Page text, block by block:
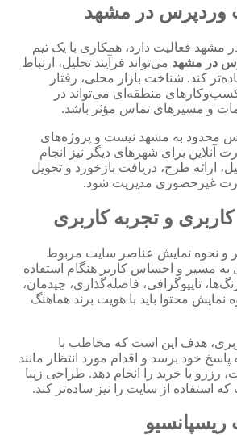
وردپرس در مشهد
مشهد فعالیت دارد، همکاری با یک تیم
در مشهد می‌تواند فرآیند تحلیل، ارتباط
کند. شناخت بازار محلی، رفتار
منطقه‌ای می‌تواند در
و مسیرهای تماس مؤثر باشد.
محدود به مشهد نیست و پروژه‌های
برای شهرهای دیگر نیز انجام
ارائه طرح، دریافت بازخورد و تحویل
غیرحضوری مدیریت شود.
و تجربه کاربری
و نحوه نمایش عناصر سایت مربوط
به مسیر و احساس کاربر هنگام استفاده
تایپوگرافی، فاصله‌گذاری، چیدمان،
نمایش محتوا باید با هویت برند هماهنگ
هدف این است که مخاطب با
خود برسد و اقدام مورد انتظار مانند
یا خرید را انجام دهد. طراحی زیبا
استفاده از سایت را نیز ساده‌تر کند.